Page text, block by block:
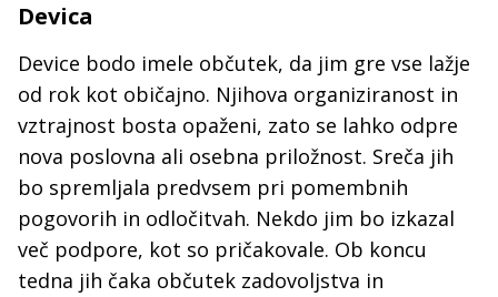
Devica
Device bodo imele občutek, da jim gre vse lažje
od rok kot običajno. Njihova organiziranost in
vztrajnost bosta opaženi, zato se lahko odpre
nova poslovna ali osebna priložnost. Sreča jih
bo spremljala predvsem pri pomembnih
pogovorih in odločitvah. Nekdo jim bo izkazal
več podpore, kot so pričakovale. Ob koncu
tedna jih čaka občutek zadovoljstva in